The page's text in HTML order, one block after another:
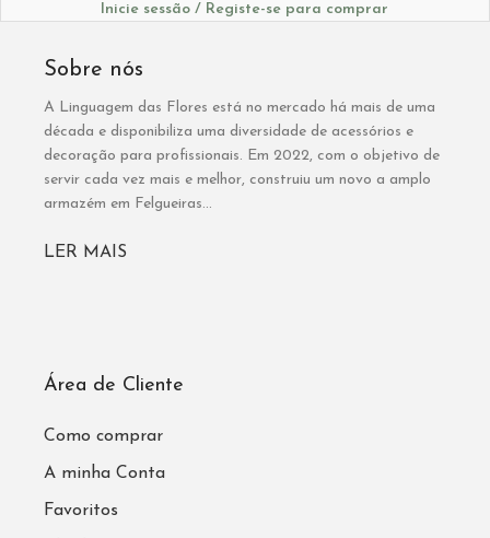
Inicie sessão / Registe-se para comprar
Sobre nós
A Linguagem das Flores está no mercado há mais de uma
década e disponibiliza uma diversidade de acessórios e
decoração para profissionais. Em 2022, com o objetivo de
servir cada vez mais e melhor, construiu um novo a amplo
armazém em Felgueiras...
LER MAIS
Área de Cliente
Como comprar
A minha Conta
Favoritos